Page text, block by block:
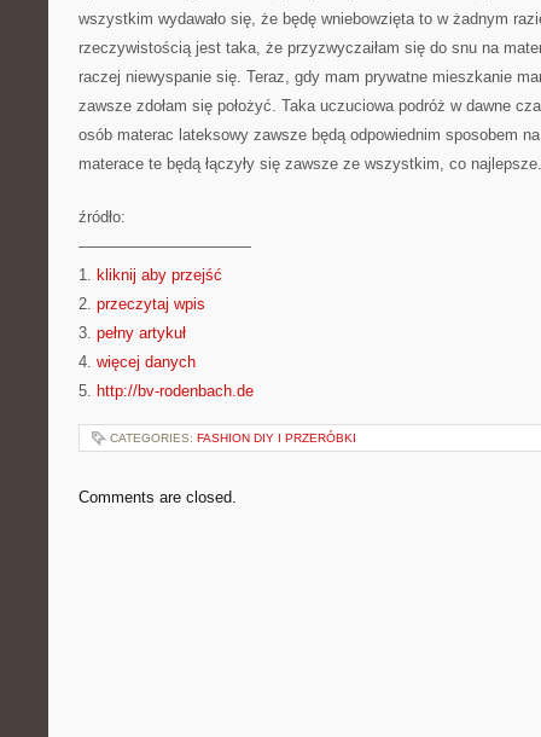
wszystkim wydawało się, że będę wniebowzięta to w żadnym
rzeczywistością jest taka, że przyzwyczaiłam się do snu na
raczej niewyspanie się. Teraz, gdy mam prywatne mieszkanie
zawsze zdołam się położyć. Taka uczuciowa podróż w dawne
osób materac lateksowy zawsze będą odpowiednim sposobem
materace te będą łączyły się zawsze ze wszystkim, co najlepsze.
źródło:
———————————
1. kliknij aby przejść
2. przeczytaj wpis
3. pełny artykuł
4. więcej danych
5. http://bv-rodenbach.de
CATEGORIES: FASHION DIY I PRZERÓBKI
Comments are closed.